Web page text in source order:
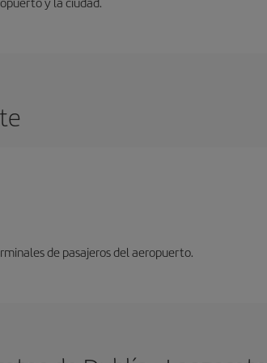
de pasajeros del aeropuerto.